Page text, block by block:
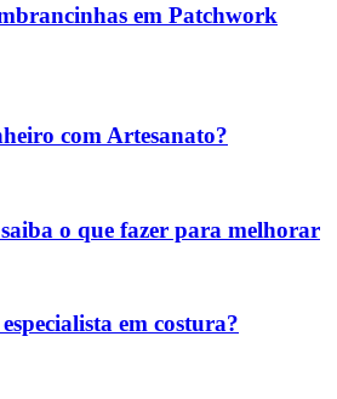
em Patchwork
com Artesanato?
o que fazer para melhorar
em costura?